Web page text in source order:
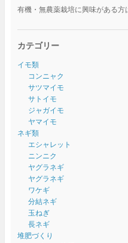
有機・無農薬栽培に興味がある方
カテゴリー
イモ類
コンニャク
サツマイモ
サトイモ
ジャガイモ
ヤマイモ
ネギ類
エシャレット
ニンニク
ヤグラネギ
ヤグラネギ
ワケギ
分結ネギ
玉ねぎ
長ネギ
堆肥づくり